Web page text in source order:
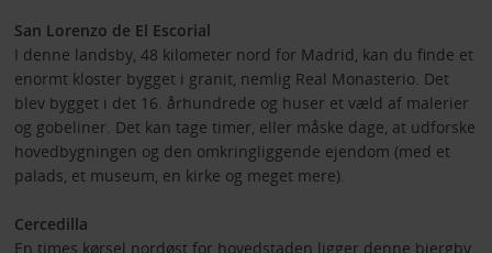
San Lorenzo de El Escorial
I denne landsby, 48 kilometer nord for Madrid, kan du finde et
enormt kloster bygget i granit, nemlig Real Monasterio. Det
blev bygget i det 16. århundrede og huser et væld af malerier
og gobeliner. Det kan tage timer, eller måske dage, at udforske
hovedbygningen og den omkringliggende ejendom (med et
palads, et museum, en kirke og meget mere).
Cercedilla
En times kørsel nordøst for hovedstaden ligger denne bjergby,